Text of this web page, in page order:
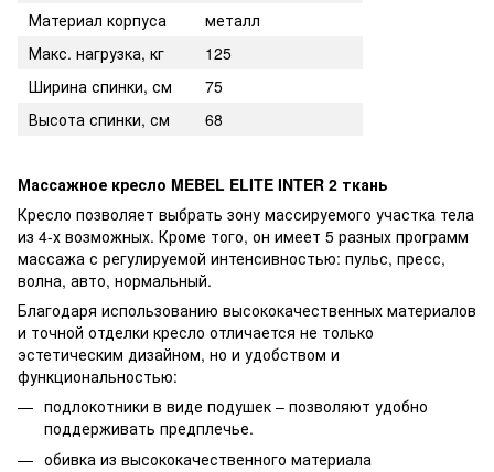
Материал корпуса
металл
Макс. нагрузка, кг
125
Ширина спинки, см
75
Высота спинки, см
68
Массажное кресло MEBEL ELITE INTER 2 ткань
Кресло позволяет выбрать зону массируемого участка тела
из 4-х возможных. Кроме того, он имеет 5 разных программ
массажа с регулируемой интенсивностью: пульс, пресс,
волна, авто, нормальный.
Благодаря использованию высококачественных материалов
и точной отделки кресло отличается не только
эстетическим дизайном, но и удобством и
функциональностью:
подлокотники в виде подушек – позволяют удобно
поддерживать предплечье.
обивка из высококачественного материала